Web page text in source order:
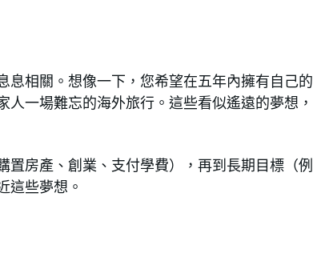
息相關。想像一下，您希望在五年內擁有自己的
一場難忘的海外旅行。這些看似遙遠的夢想，
房產、創業、支付學費），再到長期目標（例
這些夢想。